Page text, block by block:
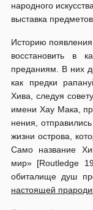
народного
выставка
Историю
восстановить в
преданиям. В них
как предки
Хива, следуя
имени Хау Мака,
нения,
жизни ос­трова,
Само название
мир» [Routledge
обиталище душ
настоящей